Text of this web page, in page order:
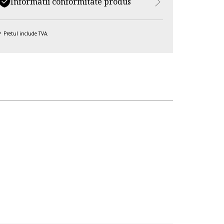
Pretul include TVA.